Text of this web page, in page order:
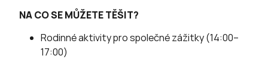
NA CO SE MŮŽETE TĚŠIT?
Rodinné aktivity pro společné zážitky (14:00–
17:00)